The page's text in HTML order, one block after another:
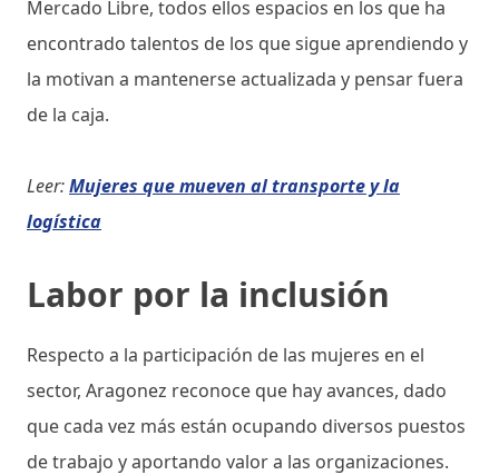
Mercado Libre, todos ellos espacios en los que ha
encontrado talentos de los que sigue aprendiendo y
la motivan a mantenerse actualizada y pensar fuera
de la caja.
Leer:Mujeres que mueven al transporte y la
logística
Labor por la inclusión
Respecto a la participación de las mujeres en el
sector, Aragonez reconoce que hay avances, dado
que cada vez más están ocupando diversos puestos
de trabajo y aportando valor a las organizaciones.